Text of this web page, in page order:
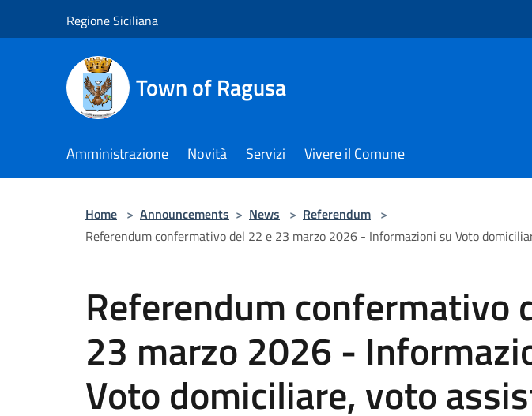
Regione Siciliana
Town of Ragusa
Amministrazione Novità Servizi Vivere il Comune
Home > Announcements > News > Referendum >
Referendum confermativo del 22 e 23 marzo 2026 - Informazioni su Voto
Referendum confermativo
23 marzo 2026 -
Voto domiciliare, voto